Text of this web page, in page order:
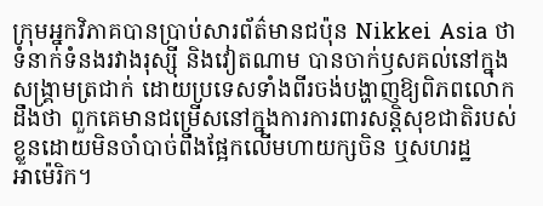
ក្រុមអ្នកវិភាគបានប្រាប់សារព័ត៌មានជប៉ុន Nikkei Asia ថា
ទំនាក់ទំនងរវាងរុស្ស៊ី និងវៀតណាម បានចាក់ឫសគល់នៅក្នុង
សង្គ្រាមត្រជាក់ ដោយប្រទេសទាំងពីរចង់បង្ហាញឱ្យពិភពលោក
ដឹងថា ពួកគេមានជម្រើសនៅក្នុងការការពារសន្តិសុខជាតិរបស់
ខ្លួនដោយមិនចាំបាច់ពឹងផ្អែកលើមហាយក្សចិន ឬសហរដ្ឋ
អាម៉េរិក។